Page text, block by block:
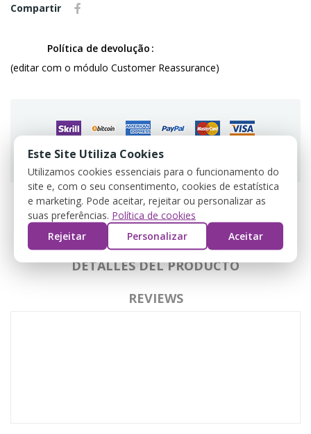
Compartir
Política de devolução
(editar com o módulo Customer Reassurance)
Guarantee safe & secure checkout
DESCRIPCIÓN
DETALLES DEL PRODUCTO
REVIEWS
Este Site Utiliza Cookies
Utilizamos cookies essenciais para o funcionamento do
site e, com o seu consentimento, cookies de estatística
e marketing. Pode aceitar, rejeitar ou personalizar as
suas preferências. Política de cookies
Rejeitar
Personalizar Aceitar